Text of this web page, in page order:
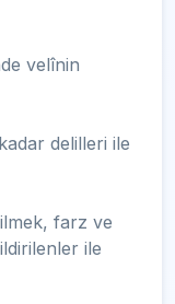
velînin
delilleri ile
farz ve
ile